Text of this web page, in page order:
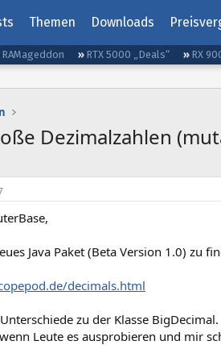
Themen Downloads
RAMageddon RTX 5000 „Deals“ RX
Dezimalzahlen
Java Paket (Beta Version 1.0) zu
decimals.html
zu der Klasse BigDecimal.
Leute es ausprobieren und mir